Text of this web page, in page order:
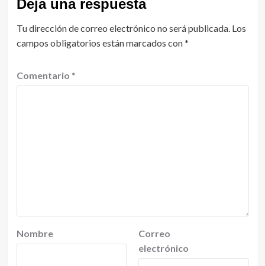
Deja una respuesta
Tu dirección de correo electrónico no será publicada. Los
campos obligatorios están marcados con*
Comentario *
Nombre
Correo
electrónico